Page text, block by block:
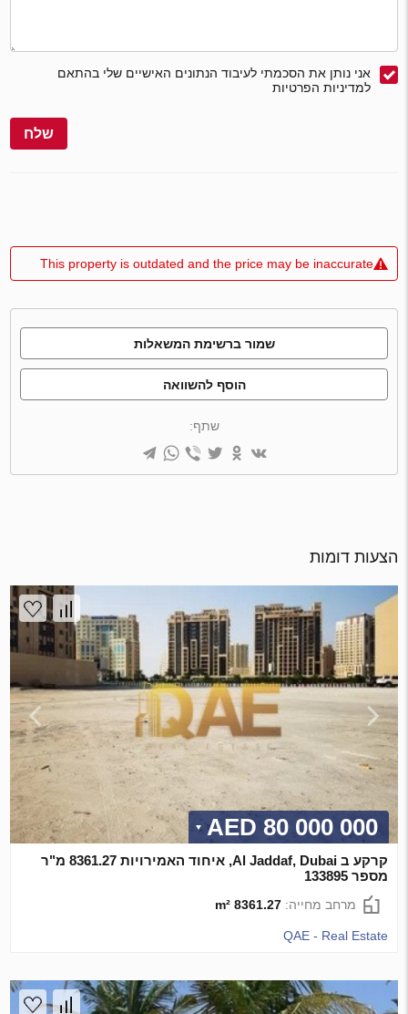
אני נותן את הסכמתי לעיבוד הנתונים האישיים שלי בהתאם
למדיניות הפרטיות
שלח
This property is outdated and the price may be inaccurate
שמור ברשימת המשאלות
הוסף להשוואה
שתף:
הצעות דומות
80 000 000 AED
קרקע ב Al Jaddaf, Dubai, איחוד האמירויות 8361.27 מ"ר
מספר 133895
מרחב מחייה:8361.27 m²
QAE - Real Estate